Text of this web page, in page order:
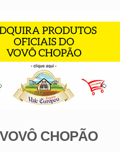
CHOPÃO